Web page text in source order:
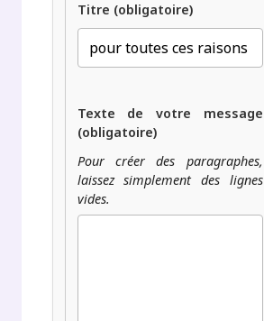
Titre (obligatoire)
Texte de votre message
(obligatoire)
Pour créer des paragraphes,
laissez simplement des lignes
vides.